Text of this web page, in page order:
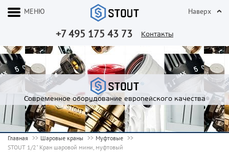
+7 495 175 43 73 Контакты
МЕНЮ Наверх
Современное оборудование европейского качества
Главная Шаровые краны
Муфтовые
STOUT 1/2" Кран шаровой мини, муфтовый